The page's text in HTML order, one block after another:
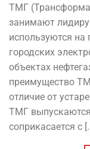
ТМГ
занимают
используются
городских
объектах
преимущество
отличие от
ТМГ
соприкасается с